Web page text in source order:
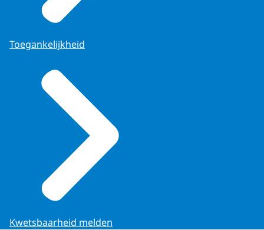
Toegankelijkheid
Kwetsbaarheid melden